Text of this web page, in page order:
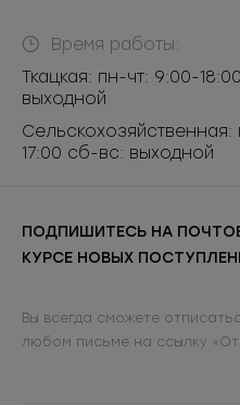
Время работы:
Ткацкая: пн-чт: 9:00-
выходной
Сельскохозяйственная:
17:00 сб-вс: выходной
ПОДПИШИТЕСЬ НА
КУРСЕ НОВЫХ
Вы всегда сможете
любом письме на ссылку